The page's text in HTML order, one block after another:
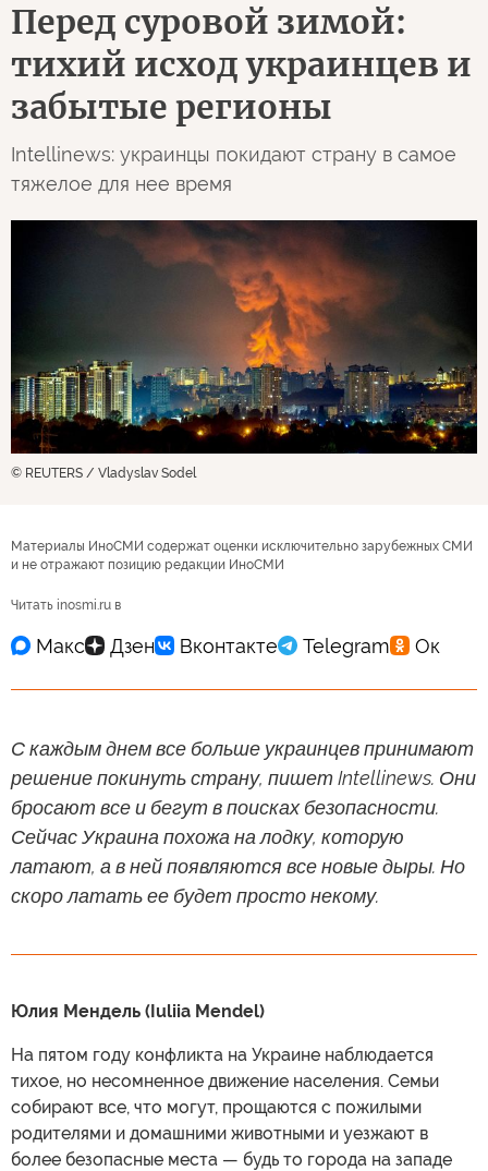
Перед суровой зимой:
тихий исход украинцев и
забытые регионы
Intellinews: украинцы покидают страну в самое
тяжелое для нее время
© REUTERS / Vladyslav Sodel
Материалы ИноСМИ содержат оценки исключительно зарубежных СМИ
и не отражают позицию редакции ИноСМИ
Читать inosmi.ru в
С каждым днем все больше украинцев принимают
решение покинуть страну, пишет Intellinews. Они
бросают все и бегут в поисках безопасности.
Сейчас Украина похожа на лодку, которую
латают, а в ней появляются все новые дыры. Но
скоро латать ее будет просто некому.
Юлия Мендель (Iuliia Mendel)
На пятом году конфликта на Украине наблюдается
тихое, но несомненное движение населения. Семьи
собирают все, что могут, прощаются с пожилыми
родителями и домашними животными и уезжают в
более безопасные места — будь то города на западе